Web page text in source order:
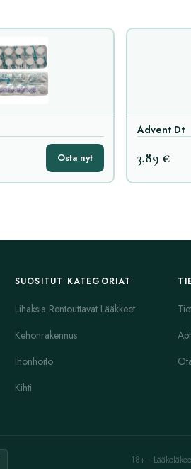
Osta nyt
Advent Dt
3,89 €
SUOSITUT KATEGORIAT
Lihaksia Rentouttavat Lääkkeet
Kehonrakennus
Ihonhoito
Kihti
18+ ·